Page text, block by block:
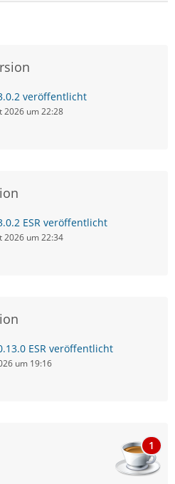
veröffentlicht
2026 um 22:28
ESR veröffentlicht
2026 um 22:34
ESR veröffentlicht
um 19:16
1